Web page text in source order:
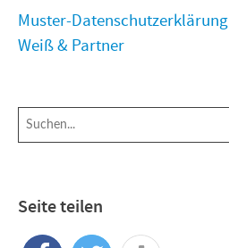
Muster-Datenschutzerklärung
Weiß & Partner
Seite teilen